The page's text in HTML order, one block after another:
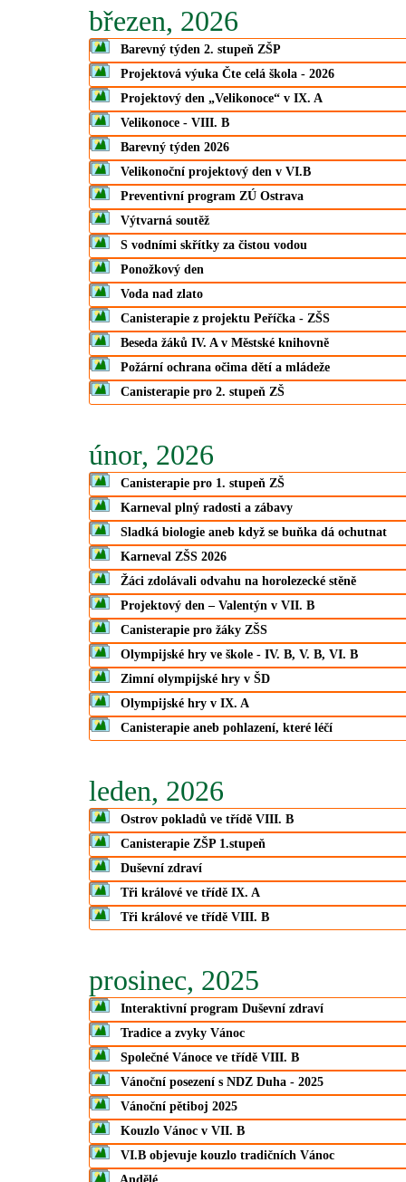
březen, 2026
Barevný týden 2. stupeň ZŠP
Projektová výuka Čte celá škola - 2026
Projektový den „Velikonoce“ v IX. A
Velikonoce - VIII. B
Barevný týden 2026
Velikonoční projektový den v VI.B
Preventivní program ZÚ Ostrava
Výtvarná soutěž
S vodními skřítky za čistou vodou
Ponožkový den
Voda nad zlato
Canisterapie z projektu Peříčka - ZŠS
Beseda žáků IV. A v Městské knihovně
Požární ochrana očima dětí a mládeže
Canisterapie pro 2. stupeň ZŠ
únor, 2026
Canisterapie pro 1. stupeň ZŠ
Karneval plný radosti a zábavy
Sladká biologie aneb když se buňka dá ochutnat
Karneval ZŠS 2026
Žáci zdolávali odvahu na horolezecké stěně
Projektový den – Valentýn v VII. B
Canisterapie pro žáky ZŠS
Olympijské hry ve škole - IV. B, V. B, VI. B
Zimní olympijské hry v ŠD
Olympijské hry v IX. A
Canisterapie aneb pohlazení, které léčí
leden, 2026
Ostrov pokladů ve třídě VIII. B
Canisterapie ZŠP 1.stupeň
Duševní zdraví
Tři králové ve třídě IX. A
Tři králové ve třídě VIII. B
prosinec, 2025
Interaktivní program Duševní zdraví
Tradice a zvyky Vánoc
Společné Vánoce ve třídě VIII. B
Vánoční posezení s NDZ Duha - 2025
Vánoční pětiboj 2025
Kouzlo Vánoc v VII. B
VI.B objevuje kouzlo tradičních Vánoc